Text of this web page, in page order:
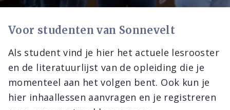
Voor studenten van Sonnevelt
Als student vind je hier het actuele lesrooster
en de literatuurlijst van de opleiding die je
momenteel aan het volgen bent. Ook kun je
hier inhaallessen aanvragen en je registreren